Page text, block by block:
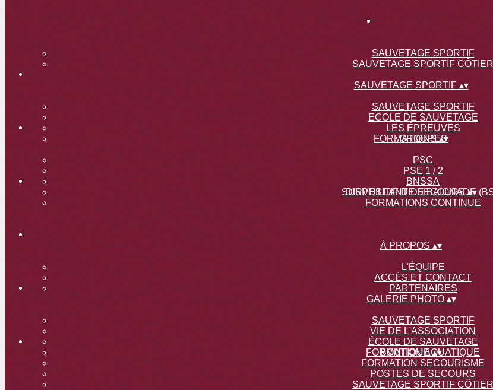
SAUVETAGE SPORTIF
SAUVETAGE SPORTIF CÔTIER
SAUVETAGE SPORTIF ▴▾
SAUVETAGE SPORTIF
ECOLE DE SAUVETAGE
LES ÉPREUVES
GROUPES
FORMATIONS▴▾
PSC
PSE 1 / 2
BNSSA
SURVEILLANT DE BAIGNADE
FORMATIONS CONTINUE
DISPOSITIF DE SECOURS▴▾
À PROPOS ▴▾
L'ÉQUIPE
ACCÈS ET CONTACT
PARTENAIRES
GALERIE PHOTO ▴▾
SAUVETAGE SPORTIF
VIE DE L'ASSOCIATION
ÉCOLE DE SAUVETAGE
FORMATION AQUATIQUE
FORMATION SECOURISME
POSTES DE SECOURS
SAUVETAGE SPORTIF CÔTIER
BOUTIQUE▴▾